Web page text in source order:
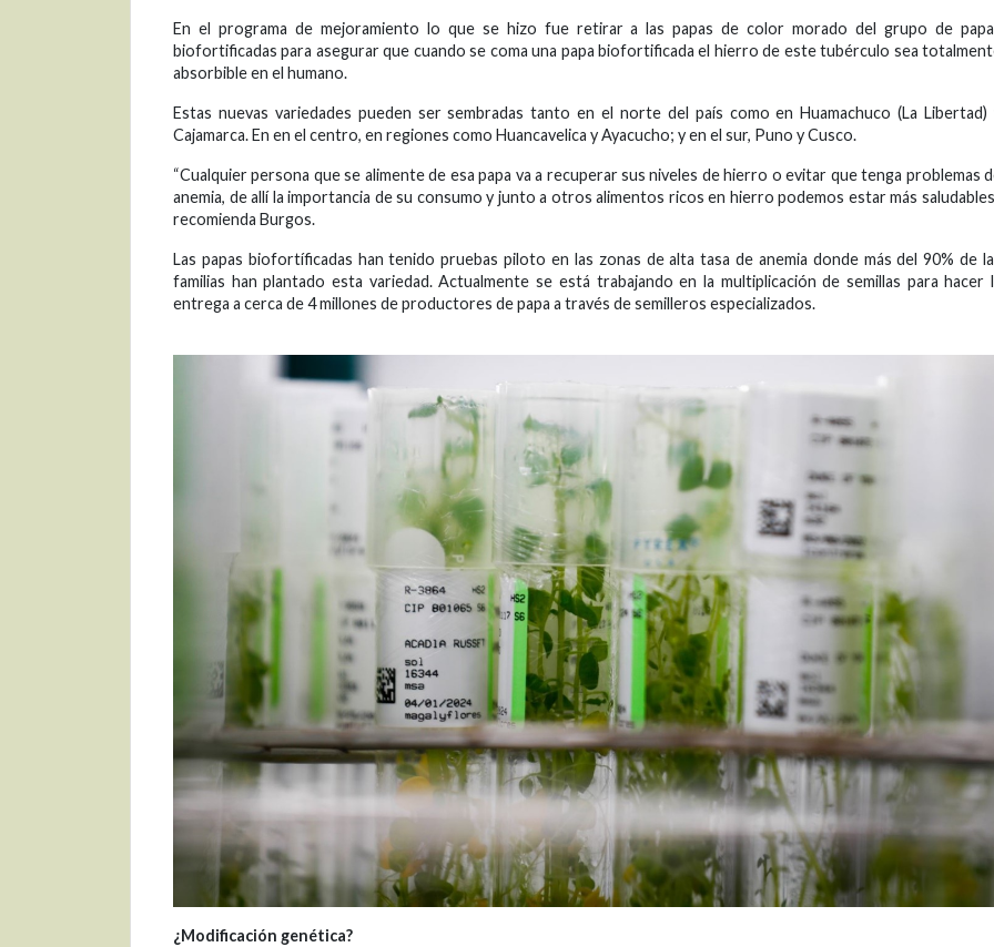
En el programa de mejoramiento lo que se hizo fue retirar a las papas de color morado del grupo de
biofortificadas para asegurar que cuando se coma una papa biofortificada el hierro de este tubérculo sea
absorbible en el humano.
Estas nuevas variedades pueden ser sembradas tanto en el norte del país como en Huamachuco (La Libertad)
Cajamarca. En en el centro, en regiones como Huancavelica y Ayacucho; y en el sur, Puno y Cusco.
“Cualquier persona que se alimente de esa papa va a recuperar sus niveles de hierro o evitar que tenga problemas
anemia, de allí la importancia de su consumo y junto a otros alimentos ricos en hierro podemos estar más
recomienda Burgos.
Las papas biofortíficadas han tenido pruebas piloto en las zonas de alta tasa de anemia donde más del 90% de
familias han plantado esta variedad. Actualmente se está trabajando en la multiplicación de semillas para hacer
entrega a cerca de 4 millones de productores de papa a través de semilleros especializados.
¿Modificación genética?